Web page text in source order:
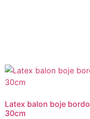
Latex balon boje bordo
30cm